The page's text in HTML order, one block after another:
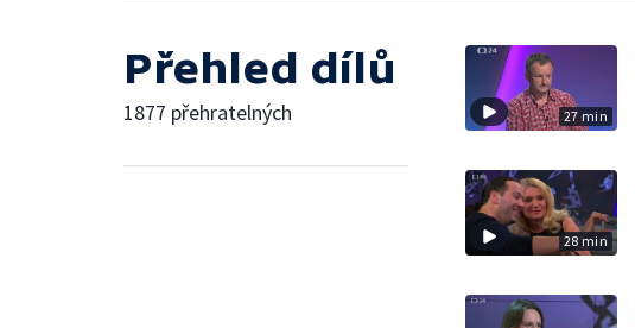
Přehled dílů
1877 přehratelných 27 min
28 min